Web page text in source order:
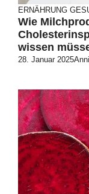
ERNÄHRUNG
Wie
wissen
28. Januar 2025